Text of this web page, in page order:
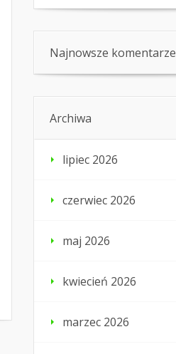
Najnowsze komentarze
Archiwa
lipiec 2026
czerwiec 2026
maj 2026
kwiecień 2026
marzec 2026